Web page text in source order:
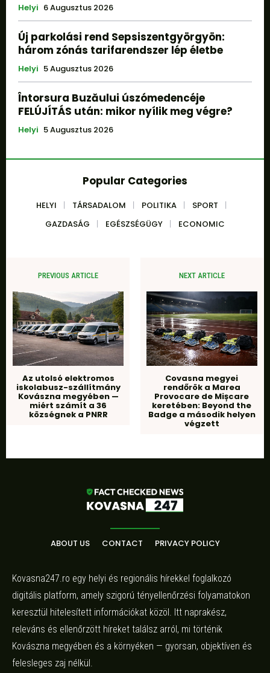
Helyi 6 Augusztus 2026
Új parkolási rend Sepsiszentgyörgyön:
három zónás tarifarendszer lép életbe
Helyi 5 Augusztus 2026
Întorsura Buzăului úszómedencéje
FELÚJÍTÁS után: mikor nyílik meg végre?
Helyi 5 Augusztus 2026
Popular Categories
HELYI TÁRSADALOM POLITIKA
SPORT
GAZDASÁG
EGÉSZSÉGÜGY ECONOMIC
PREVIOUS ARTICLE
Az utolsó elektromos
iskolabusz-szállítmány
Kovászna megyében —
miért számít a 36
községnek a PNRR
NEXT ARTICLE
Covasna megyei
rendőrök a Marea
Provocare de Mișcare
keretében: Beyond the
Badge a második helyen
végzett
ABOUT US CONTACT PRIVACY POLICY
Kovasna247.ro egy helyi és regionális hírekkel foglalkozó
digitális platform, amely szigorú tényellenőrzési folyamatokon
keresztül hitelesített információkat közöl. Itt naprakész,
releváns és ellenőrzött híreket találsz arról, mi történik
Kovászna megyében és a környéken — gyorsan, objektíven és
felesleges zaj nélkül.